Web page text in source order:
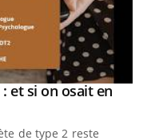
et si on osait en
de type 2 reste